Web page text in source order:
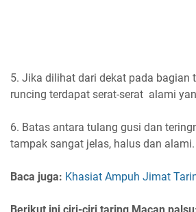
5. Jika dilihat dari dekat pada bagian
runcing terdapat serat-serat alami
6. Batas antara tulang gusi dan
tampak sangat jelas, halus dan alami.
Baca juga: Khasiat Ampuh Jimat